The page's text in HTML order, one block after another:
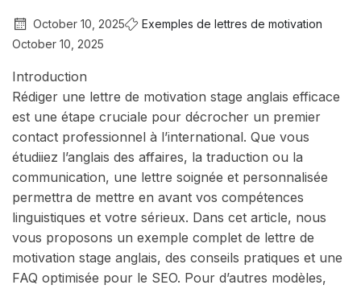
October 10, 2025
Exemples de lettres de motivation
October 10, 2025
Introduction
Rédiger une lettre de motivation stage anglais efficace
est une étape cruciale pour décrocher un premier
contact professionnel à l’international. Que vous
étudiiez l’anglais des affaires, la traduction ou la
communication, une lettre soignée et personnalisée
permettra de mettre en avant vos compétences
linguistiques et votre sérieux. Dans cet article, nous
vous proposons un exemple complet de lettre de
motivation stage anglais, des conseils pratiques et une
FAQ optimisée pour le SEO. Pour d’autres modèles,